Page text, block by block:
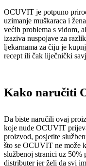
OCUVIT je potpuno
uzimanje muškaraca i
većih problema s vidom,
izaziva nuspojave za
ljekarnama za čiju je
recept ili čak liječnički
Kako naručiti
Da biste naručili ovaj
koje nude OCUVIT
proizvod, posjetite
što se OCUVIT ne može
službenoj stranici uz 50%
distributer jer želi da svi